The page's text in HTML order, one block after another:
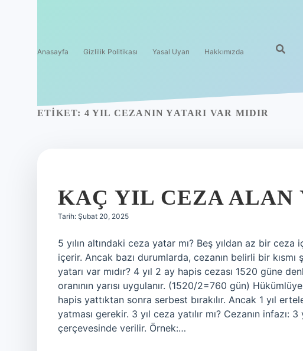
Anasayfa Gizlilik Politikası Yasal Uyarı Hakkımızda
ETIKET: 4 YIL CEZANIN YATARI VAR MIDIR
KAÇ YIL CEZA ALAN
Tarih: Şubat 20, 2025
5 yılın altındaki ceza yatar mı? Beş yıldan az bir
içerir. Ancak bazı durumlarda, cezanın belirli bir
yatarı var mıdır? 4 yıl 2 ay hapis cezası 1520 güne
oranının yarısı uygulanır. (1520/2=760 gün)
hapis yattıktan sonra serbest bırakılır. Ancak 1 yıl
yatması gerekir. 3 yıl ceza yatılır mı? Cezanın
çerçevesinde verilir. Örnek:…